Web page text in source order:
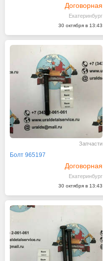
Договорная
Екатеринбург
30 октября в 13:43
Запчасти
Болт 965197
Договорная
Екатеринбург
30 октября в 13:43